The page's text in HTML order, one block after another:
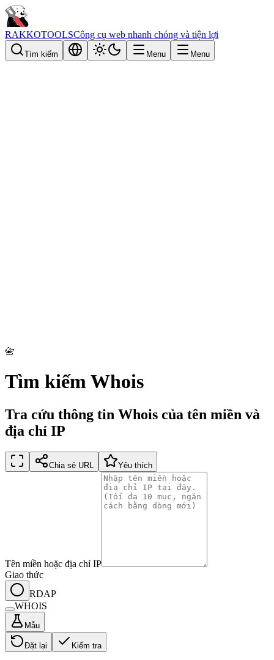
RAKKOTOOLSCông cụ web nhanh chóng và tiện lợi
Tìm kiếm Menu Menu
📇
Tìm kiếm Whois
Tra cứu thông tin Whois của tên miền và
địa chỉ IP
Chia sẻ URL Yêu thích
Tên miền hoặc địa chỉ IP
Giao thức
RDAP
WHOIS
Mẫu
Đặt lại Kiểm tra